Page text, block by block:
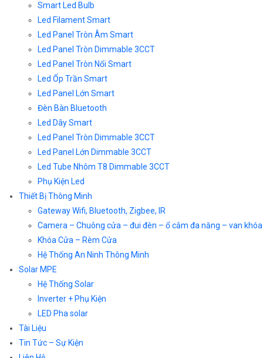
Smart Led Bulb
Led Filament Smart
Led Panel Tròn Âm Smart
Led Panel Tròn Dimmable 3CCT
Led Panel Tròn Nổi Smart
Led Ốp Trần Smart
Led Panel Lớn Smart
Đèn Bàn Bluetooth
Led Dây Smart
Led Panel Tròn Dimmable 3CCT
Led Panel Lớn Dimmable 3CCT
Led Tube Nhôm T8 Dimmable 3CCT
Phụ Kiện Led
Thiết Bị Thông Minh
Gateway Wifi, Bluetooth, Zigbee, IR
Camera – Chuông cửa – đui đèn – ổ cắm đa năng – van khóa
Khóa Cửa – Rèm Cửa
Hệ Thống An Ninh Thông Minh
Solar MPE
Hệ Thống Solar
Inverter + Phụ Kiện
LED Pha solar
Tài Liệu
Tin Tức – Sự Kiện